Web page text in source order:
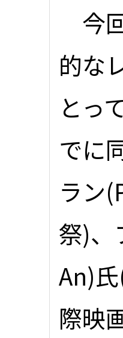
今
的な
とっ
でに
ラン
祭)、
An)
際映